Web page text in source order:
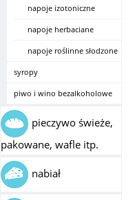
napoje izotoniczne
napoje herbaciane
napoje roślinne słodzone
syropy
piwo i wino bezalkoholowe
pieczywo świeże,
pakowane, wafle itp.
nabiał